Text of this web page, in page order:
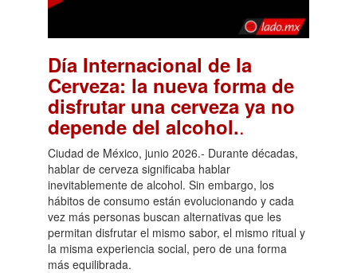
Día Internacional de la
Cerveza: la nueva forma de
disfrutar una cerveza ya no
depende del alcohol..
Ciudad de México, junio 2026.- Durante décadas,
hablar de cerveza significaba hablar
inevitablemente de alcohol. Sin embargo, los
hábitos de consumo están evolucionando y cada
vez más personas buscan alternativas que les
permitan disfrutar el mismo sabor, el mismo ritual y
la misma experiencia social, pero de una forma
más equilibrada.